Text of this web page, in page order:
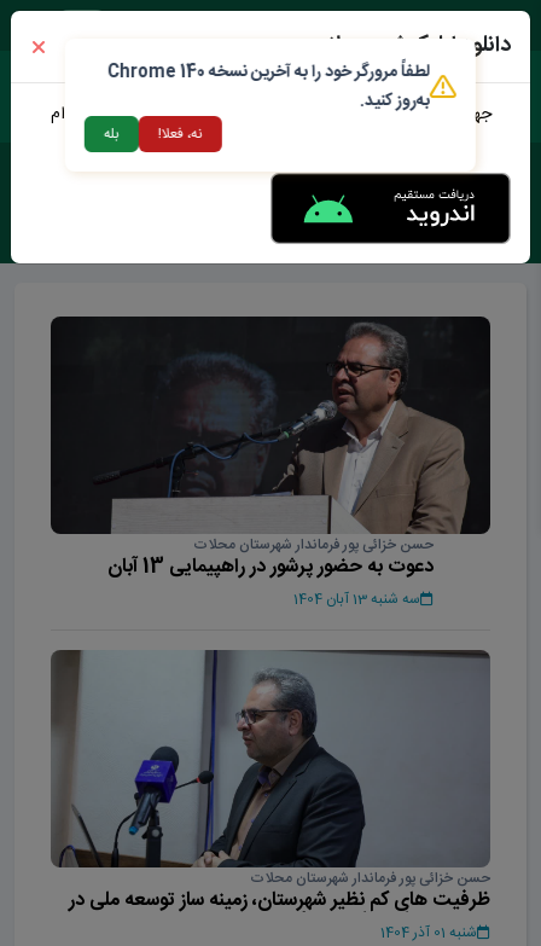
برچسب :
حسن خزائی پور فرماندار شهرستان محلات
دعوت به حضور پرشور در راهپیمایی 13 آبان
سه شنبه 13 آبان 1404
حسن خزائی پور فرماندار شهرستان محلات
ظرفیت های کم نظیر شهرستان، زمینه ساز توسعه ملی در
حوزه های گل و گیاه، سنگ و ...
شنبه 01 آذر 1404
دانلود اپلیکیشن محلات من
جهت دانلود نرم افزار محلات من می توانید از طریق لینک زیر اقدام
لطفاً مرورگر خود را به آخرین نسخه Chrome 140
به‌روز کنید.
نه، فعلا! بله